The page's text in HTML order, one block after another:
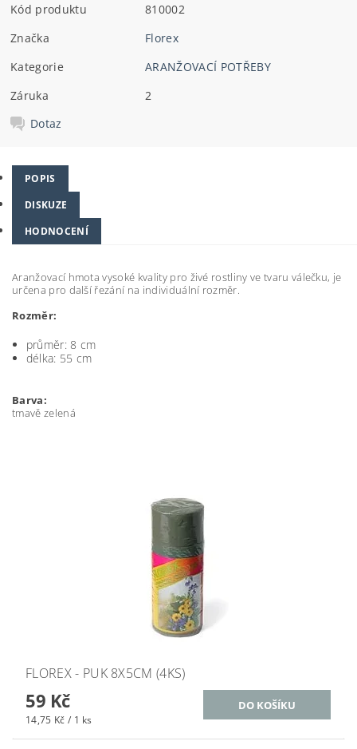
Kód produktu
810002
Značka
Florex
Kategorie
ARANŽOVACÍ POTŘEBY
Záruka
2
Dotaz
POPIS
DISKUZE
HODNOCENÍ
Aranžovací hmota vysoké kvality pro živé rostliny ve tvaru válečku, je
určena pro další řezání na individuální rozměr.
Rozměr:
průměr: 8 cm
délka: 55 cm
Barva:
tmavě zelená
FLOREX - PUK 8X5CM (4KS)
59 Kč
14,75 Kč / 1 ks